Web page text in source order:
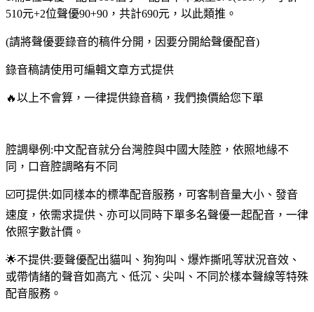
旁
配
音
quantity
510元+2位聲優90+90，共計690元，以此類推。
(請將聲優要錄音的稿件分開，因要分開給聲優配音)
錄音稿請使用可編輯文章方式提供
🔥以上不會算，一律提供錄音稿，我們換價給您下單
腔調舉例:中文配音就分台灣腔與中國大陸腔，依照地緣不
同，口音腔調略有不同
☑️可提供:如同樣本的標準配音服務，可客制音量大小、發音
速度，依需求提供、亦可以同時下單多名聲優一起配音，一律
依照字數計價。
🌟不提供:要聲優配出貓叫、狗狗叫、爆炸撕吼等狀況音效、
或帶情緒的聲音如高亢、低沉、尖叫、不同於樣本聲線等特殊
配音服務。